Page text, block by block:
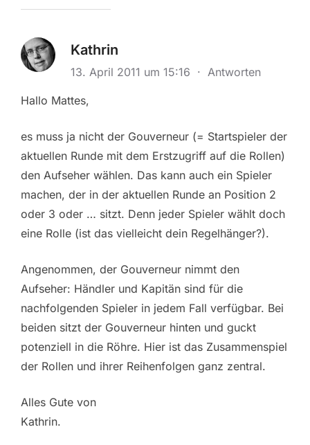
Kathrin
13. April 2011 um 15:16 · Antworten
Hallo Mattes,
es muss ja nicht der Gouverneur (= Startspieler der
aktuellen Runde mit dem Erstzugriff auf die Rollen)
den Aufseher wählen. Das kann auch ein Spieler
machen, der in der aktuellen Runde an Position 2
oder 3 oder … sitzt. Denn jeder Spieler wählt doch
eine Rolle (ist das vielleicht dein Regelhänger?).
Angenommen, der Gouverneur nimmt den
Aufseher: Händler und Kapitän sind für die
nachfolgenden Spieler in jedem Fall verfügbar. Bei
beiden sitzt der Gouverneur hinten und guckt
potenziell in die Röhre. Hier ist das Zusammenspiel
der Rollen und ihrer Reihenfolgen ganz zentral.
Alles Gute von
Kathrin.